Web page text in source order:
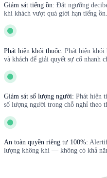
Giám sát tiếng ồn: Đặt ngưỡng
khi khách vượt quá giới hạn tiếng ồn.
Phát hiện khói thuốc: Phát hiện khói
và khách để giải quyết sự cố nhanh
Giám sát số lượng người: Phát hiện
số lượng người trong chỗ nghỉ theo
An toàn quyền riêng tư 100%:
lượng không khí — không có khả